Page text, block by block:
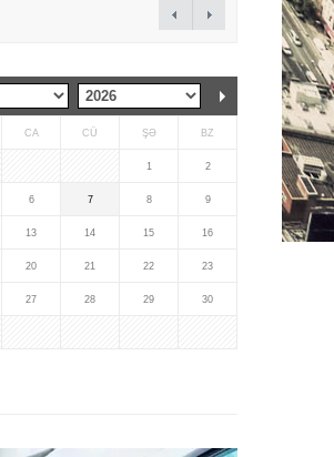
CA CÜ ŞƏ BZ
1 2
6 7 8 9
13 14 15 16
20 21 22 23
27 28 29 30